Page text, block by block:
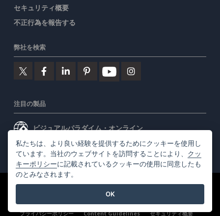
セキュリティ概要
不正行為を報告する
弊社を検索
注目の製品
ビジュアルパラダイム・オンライン
ビジュアルパラダイムデスクトップ
©2026 by Visual Paradigm. 全ての権利を有する
プライバシーポリシー
Content Guidelines セキュリティ概要
私たちは、より良い経験を提供するためにクッキーを使用し
ています。当社のウェブサイトを訪問することにより、 クッ
キーポリシーに記載されているクッキーの使用に同意したも
のとみなされます。
OK